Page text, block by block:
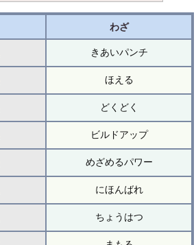
わざ
きあいパンチ
ほえる
どくどく
ビルドアップ
めざめるパワー
にほんばれ
ちょうはつ